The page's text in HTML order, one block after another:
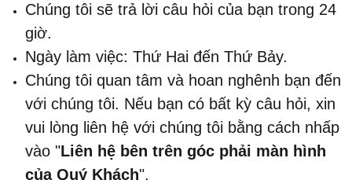
Chúng tôi sẽ trả lời câu hỏi của bạn trong 24
giờ.
Ngày làm việc: Thứ Hai đến Thứ Bảy.
Chúng tôi quan tâm và hoan nghênh bạn đến
với chúng tôi. Nếu bạn có bất kỳ câu hỏi, xin
vui lòng liên hệ với chúng tôi bằng cách nhấp
vào "Liên hệ bên trên góc phải màn hình
của Quý Khách".